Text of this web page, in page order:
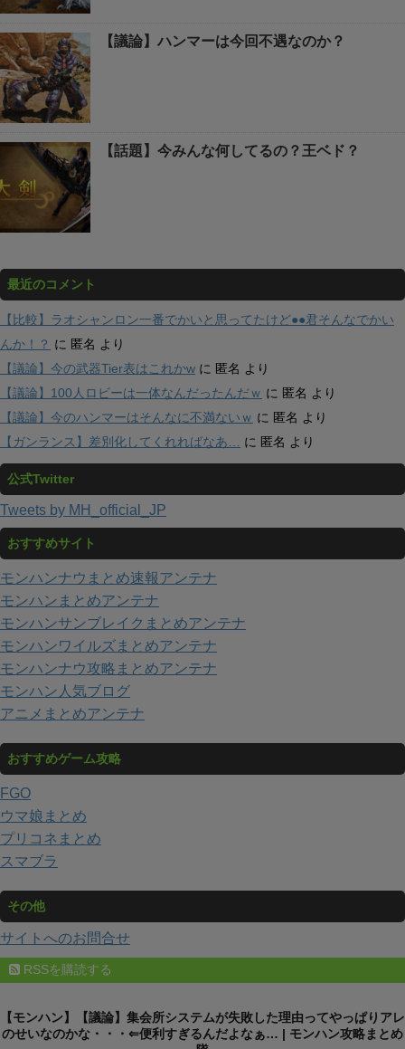
【議論】ハンマーは今回不遇なのか？
【話題】今みんな何してるの？王ベド？
最近のコメント
【比較】ラオシャンロン一番でかいと思ってたけど●●君そんなでかい
んか！？ に 匿名 より
【議論】今の武器Tier表はこれかw に 匿名 より
【議論】100人ロビーは一体なんだったんだｗ に 匿名 より
【議論】今のハンマーはそんなに不満ないｗ に 匿名 より
【ガンランス】差別化してくれればなあ…
に 匿名 より
公式Twitter
Tweets by MH_official_JP
おすすめサイト
モンハンナウまとめ速報アンテナ
モンハンまとめアンテナ
モンハンサンブレイクまとめアンテナ
モンハンワイルズまとめアンテナ
モンハンナウ攻略まとめアンテナ
モンハン人気ブログ
アニメまとめアンテナ
おすすめゲーム攻略
FGO
ウマ娘まとめ
プリコネまとめ
スマブラ
その他
サイトへのお問合せ
RSSを購読する
【モンハン】【議論】集会所システムが失敗した理由ってやっぱりアレ
のせいなのかな・・・⇐便利すぎるんだよなぁ… | モンハン攻略まとめ